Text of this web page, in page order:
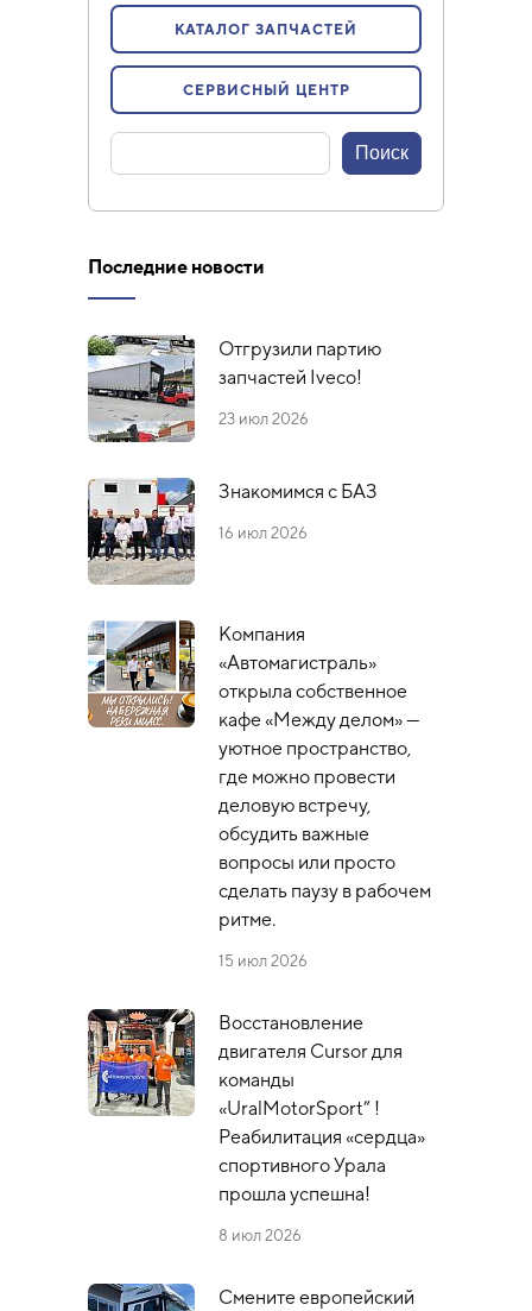
КАТАЛОГ ЗАПЧАСТЕЙ
СЕРВИСНЫЙ ЦЕНТР
Последние новости
Отгрузили партию
запчастей Iveco!
23 июл 2026
Знакомимся с БАЗ
16 июл 2026
Компания
«Автомагистраль»
открыла собственное
кафе «Между делом» —
уютное пространство,
где можно провести
деловую встречу,
обсудить важные
вопросы или просто
сделать паузу в рабочем
ритме.
15 июл 2026
Восстановление
двигателя Cursor для
команды
«UralMotorSport” !
Реабилитация «сердца»
спортивного Урала
прошла успешна!
8 июл 2026
Смените европейский